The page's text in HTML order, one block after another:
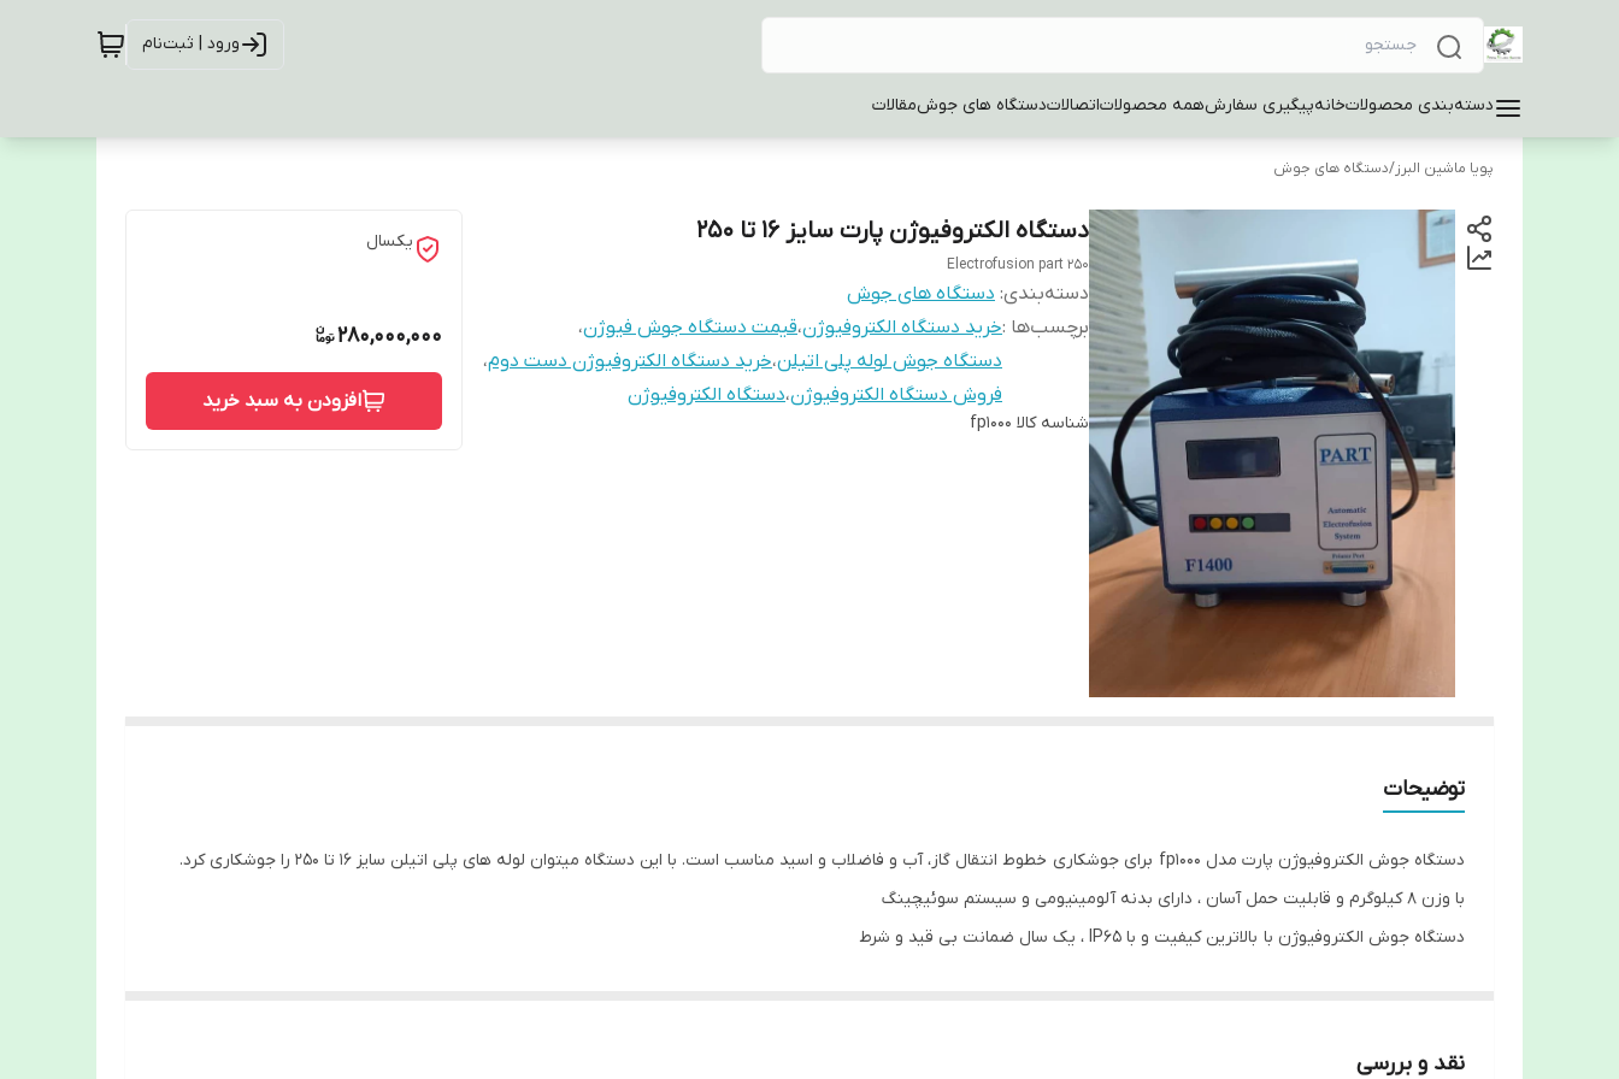
ورود | ثبت‌نام
دسته‌بندی محصولاتخانهپیگیری سفارشهمه محصولاتاتصالاتدستگاه های جوشمقالات
پویا ماشین البرز/دستگاه های جوش
دستگاه الکتروفیوژن پارت سایز 16 تا 250
Electrofusion part 250
دسته‌بندی: دستگاه های جوش
برچسب‌ها :خرید دستگاه الکتروفیوژن،قیمت دستگاه جوش فیوژن،
دستگاه جوش لوله پلی اتیلن،خرید دستگاه الکتروفیوژن دست دوم،
فروش دستگاه الکتروفیوژن،دستگاه الکتروفیوژن
شناسه کالا fp1000
یکسال
280,000,000
افزودن به سبد خرید
توضیحات
دستگاه جوش الکتروفیوژن پارت مدل fp1000 برای جوشکاری خطوط انتقال گاز، آب و فاضلاب و اسید مناسب است. با این دستگاه میتوان لوله های پلی اتیلن سایز 16 تا 250 را جوشکاری کرد.
با وزن 8 کیلوگرم و قابلیت حمل آسان ، دارای بدنه آلومینیومی و سیستم سوئیچینگ
دستگاه جوش الکتروفیوژن با بالاترین کیفیت و با IP65 ، یک سال ضمانت بی قید و شرط
نقد و بررسی